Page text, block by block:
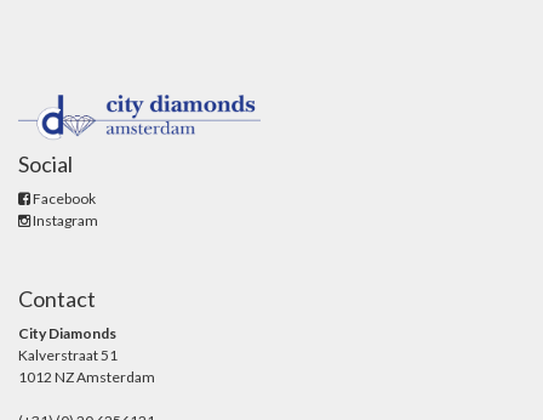
Social
Facebook
Instagram
Contact
City Diamonds
Kalverstraat 51
1012 NZ Amsterdam